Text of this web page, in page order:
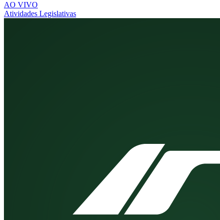
AO VIVO
Atividades Legislativas